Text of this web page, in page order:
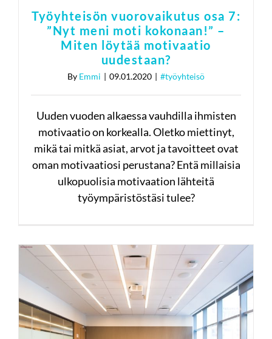
Työyhteisön vuorovaikutus osa 7:
”Nyt meni moti kokonaan!” –
Miten löytää motivaatio
uudestaan?
By Emmi | 09.01.2020 | #työyhteisö
Uuden vuoden alkaessa vauhdilla ihmisten
motivaatio on korkealla. Oletko miettinyt,
mikä tai mitkä asiat, arvot ja tavoitteet ovat
oman motivaatiosi perustana? Entä millaisia
ulkopuolisia motivaation lähteitä
työympäristöstäsi tulee?
Työyhteisön
vuorovaikutustaidot osa 6:
Kuusi neuvotteluja